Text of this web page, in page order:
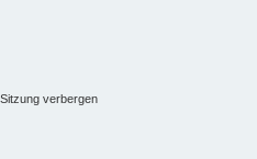
verbergen